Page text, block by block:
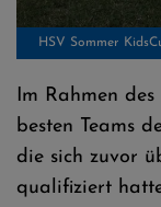
HSV Sommer
Im Rahmen
besten Teams
die sich zuvor
qualifiziert